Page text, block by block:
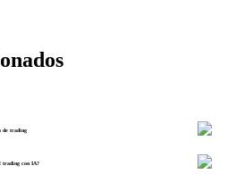
de trading
trading con IA?